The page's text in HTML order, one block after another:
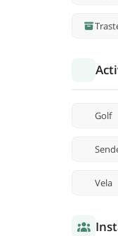
Golf
Vela